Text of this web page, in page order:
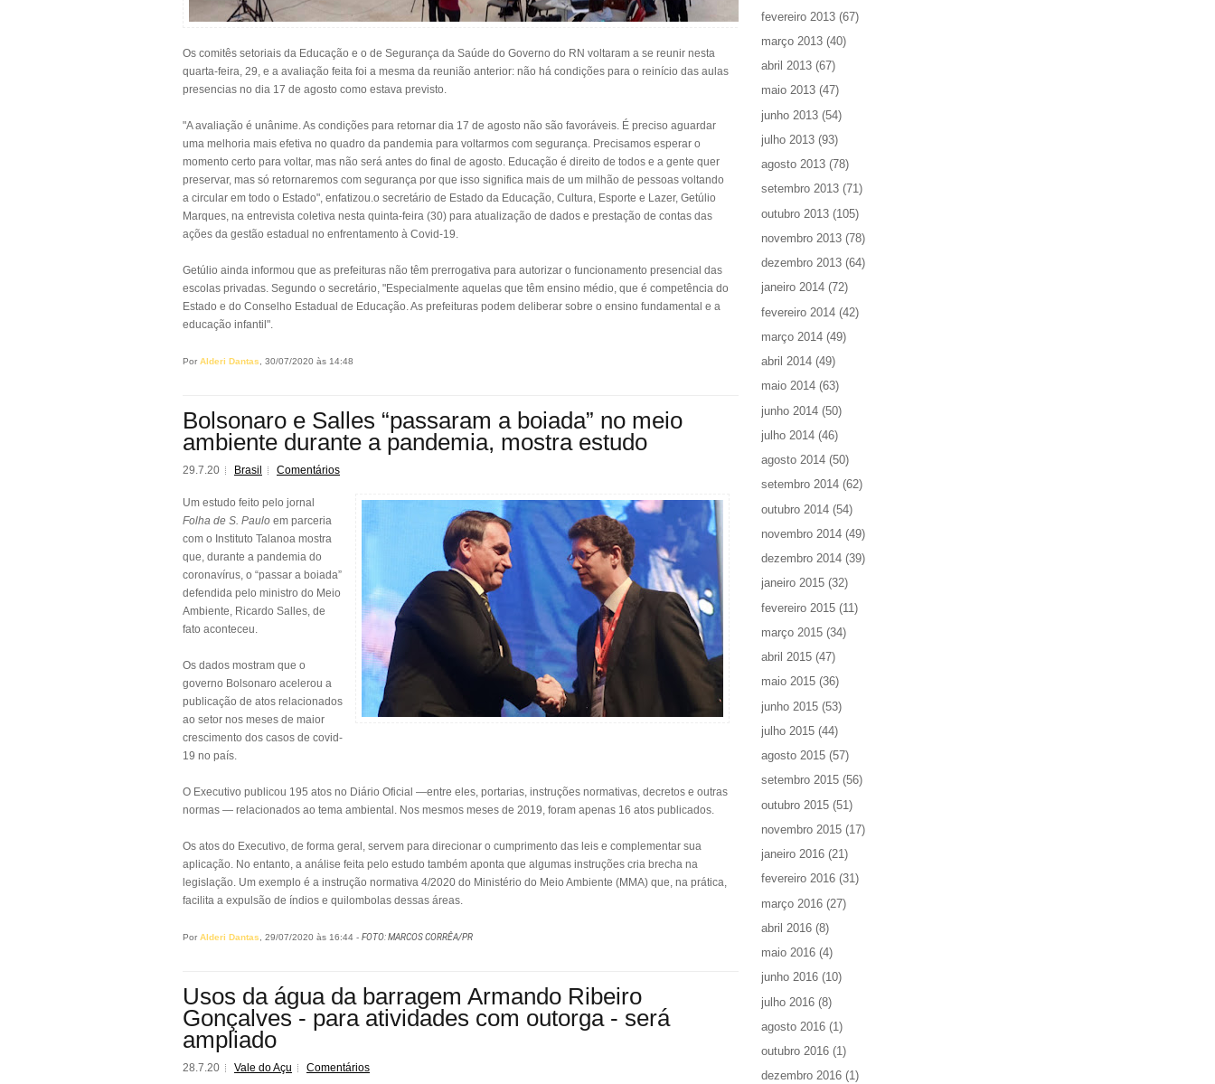
Os comitês setoriais da Educação e o de Segurança da Saúde do Governo do RN voltaram a se reunir nesta
quarta-feira, 29, e a avaliação feita foi a mesma da reunião anterior: não há condições para o reinício das aulas
presencias no dia 17 de agosto como estava previsto.
"A avaliação é unânime. As condições para retornar dia 17 de agosto não são favoráveis. É preciso aguardar
uma melhoria mais efetiva no quadro da pandemia para voltarmos com segurança. Precisamos esperar o
momento certo para voltar, mas não será antes do final de agosto. Educação é direito de todos e a gente quer
preservar, mas só retornaremos com segurança por que isso significa mais de um milhão de pessoas voltando
a circular em todo o Estado", enfatizou.o secretário de Estado da Educação, Cultura, Esporte e Lazer, Getúlio
Marques, na entrevista coletiva nesta quinta-feira (30) para atualização de dados e prestação de contas das
ações da gestão estadual no enfrentamento à Covid-19.
Getúlio ainda informou que as prefeituras não têm prerrogativa para autorizar o funcionamento presencial das
escolas privadas. Segundo o secretário, "Especialmente aquelas que têm ensino médio, que é competência do
Estado e do Conselho Estadual de Educação. As prefeituras podem deliberar sobre o ensino fundamental e a
educação infantil".
Por Alderi Dantas , 30/07/2020 às 14:48
Bolsonaro e Salles “passaram a boiada” no meio
ambiente durante a pandemia, mostra estudo
29.7.20 Brasil Comentários
Um estudo feito pelo jornal
Folha de S. Paulo em parceria
com o Instituto Talanoa mostra
que, durante a pandemia do
coronavírus, o “passar a boiada”
defendida pelo ministro do Meio
Ambiente, Ricardo Salles, de
fato aconteceu.
Os dados mostram que o
governo Bolsonaro acelerou a
publicação de atos relacionados
ao setor nos meses de maior
crescimento dos casos de covid-
19 no país.
O Executivo publicou 195 atos no Diário Oficial —entre eles, portarias, instruções normativas, decretos e outras
normas — relacionados ao tema ambiental. Nos mesmos meses de 2019, foram apenas 16 atos publicados.
Os atos do Executivo, de forma geral, servem para direcionar o cumprimento das leis e complementar sua
aplicação. No entanto, a análise feita pelo estudo também aponta que algumas instruções cria brecha na
legislação. Um exemplo é a instrução normativa 4/2020 do Ministério do Meio Ambiente (MMA) que, na prática,
facilita a expulsão de índios e quilombolas dessas áreas.
Por Alderi Dantas , 29/07/2020 às 16:44 - FOTO: MARCOS CORRÊA/PR
Usos da água da barragem Armando Ribeiro
Gonçalves - para atividades com outorga - será
ampliado
28.7.20 Vale do Açu Comentários
fevereiro 2013 (67)
março 2013 (40)
abril 2013 (67)
maio 2013 (47)
junho 2013 (54)
julho 2013 (93)
agosto 2013 (78)
setembro 2013 (71)
outubro 2013 (105)
novembro 2013 (78)
dezembro 2013 (64)
janeiro 2014 (72)
fevereiro 2014 (42)
março 2014 (49)
abril 2014 (49)
maio 2014 (63)
junho 2014 (50)
julho 2014 (46)
agosto 2014 (50)
setembro 2014 (62)
outubro 2014 (54)
novembro 2014 (49)
dezembro 2014 (39)
janeiro 2015 (32)
fevereiro 2015 (11)
março 2015 (34)
abril 2015 (47)
maio 2015 (36)
junho 2015 (53)
julho 2015 (44)
agosto 2015 (57)
setembro 2015 (56)
outubro 2015 (51)
novembro 2015 (17)
janeiro 2016 (21)
fevereiro 2016 (31)
março 2016 (27)
abril 2016 (8)
maio 2016 (4)
junho 2016 (10)
julho 2016 (8)
agosto 2016 (1)
outubro 2016 (1)
dezembro 2016 (1)